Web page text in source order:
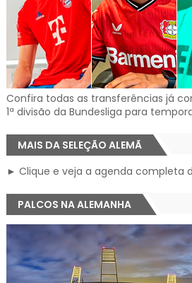
Confira todas as transferências já
1ª divisão da Bundesliga para
MAIS DA SELEÇÃO ALEMÃ
► Clique e veja a agenda completa
PALCOS NA ALEMANHA